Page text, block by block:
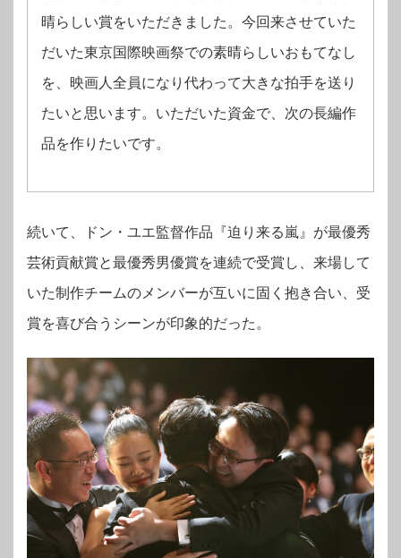
晴らしい賞をいただきました。今回来させていた
だいた東京国際映画祭での素晴らしいおもてなし
を、映画人全員になり代わって大きな拍手を送り
たいと思います。いただいた資金で、次の長編作
品を作りたいです。
続いて、ドン・ユエ監督作品『迫り来る嵐』が最優秀
芸術貢献賞と最優秀男優賞を連続で受賞し、来場して
いた制作チームのメンバーが互いに固く抱き合い、受
賞を喜び合うシーンが印象的だった。